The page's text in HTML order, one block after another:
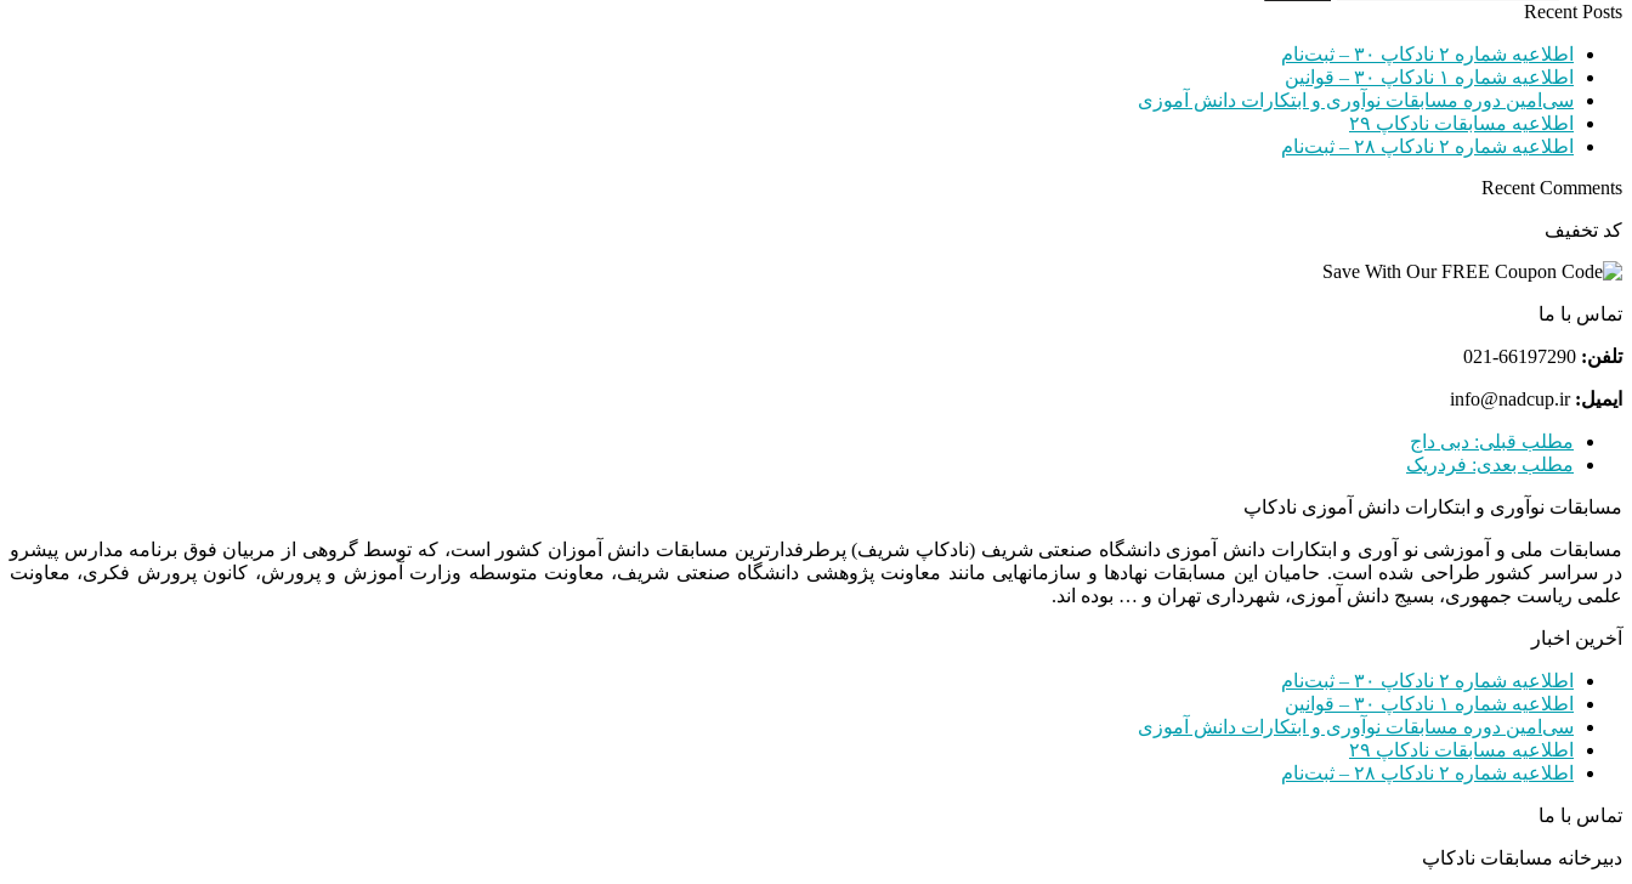
Recent Posts
اطلاعیه شماره ۲ نادکاپ ۳۰ – ثبت‌نام
اطلاعیه شماره ۱ نادکاپ ۳۰ – قوانین
سی‌امین دوره مسابقات نوآوری و ابتکارات دانش آموزی
اطلاعیه مسابقات نادکاپ ۲۹
اطلاعیه شماره ۲ نادکاپ ۲۸ – ثبت‌نام
Recent Comments
کد تخفیف
تماس با ما
تلفن:
ایمیل: info@nadcup.ir
مطلب قبلی: دبی داج
مطلب بعدی: فردریک
مسابقات نوآوری و ابتکارات دانش آموزی نادکاپ
مسابقات ملی و آموزشی نو آوری و ابتکارات دانش آموزی دانشگاه صنعتی شریف (نادکاپ شریف) پرطرفدارترین مسابقات دانش آموزان کشور است، که توسط گروهی از مربیان فوق برنامه مدارس پیشرو
در سراسر کشور طراحی شده است. حامیان این مسابقات نهادها و سازمانهایی مانند معاونت پژوهشی دانشگاه صنعتی شریف، معاونت متوسطه وزارت آموزش و پرورش، کانون پرورش فکری، معاونت
علمی ریاست جمهوری، بسیج دانش آموزی، شهرداری تهران و … بوده اند.
آخرین اخبار
اطلاعیه شماره ۲ نادکاپ ۳۰ – ثبت‌نام
اطلاعیه شماره ۱ نادکاپ ۳۰ – قوانین
سی‌امین دوره مسابقات نوآوری و ابتکارات دانش آموزی
اطلاعیه مسابقات نادکاپ ۲۹
اطلاعیه شماره ۲ نادکاپ ۲۸ – ثبت‌نام
تماس با ما
دبیرخانه مسابقات نادکاپ